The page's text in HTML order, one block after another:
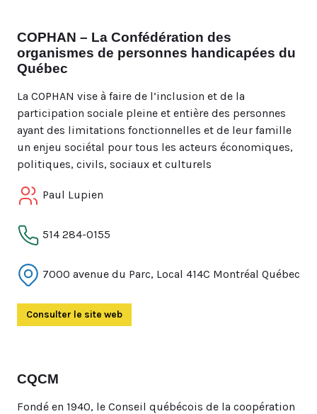
COPHAN – La Confédération des
organismes de personnes handicapées du
Québec
La COPHAN vise à faire de l’inclusion et de la
participation sociale pleine et entière des personnes
ayant des limitations fonctionnelles et de leur famille
un enjeu sociétal pour tous les acteurs économiques,
politiques, civils, sociaux et culturels
Paul Lupien
514 284-0155
7000 avenue du Parc, Local 414C Montréal Québec
Consulter le site web
CQCM
Fondé en 1940, le Conseil québécois de la coopération